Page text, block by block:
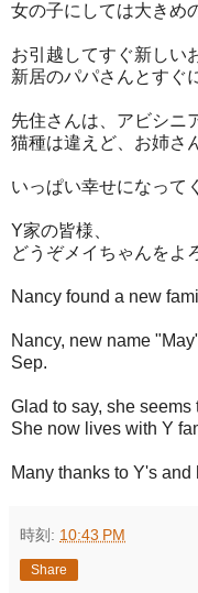
女の子にしては大きめ
お引越してすぐ新しい
新居のパパさんとすぐ
先住さんは、アビシニ
猫種は違えど、お姉さ
いっぱい幸せになって
Y家の皆様、
どうぞメイちゃんをよ
Nancy found a new
Nancy, new name
Sep.
Glad to say, she
She now lives with Y
Many thanks to Y's and
時刻: 10:43 PM
Share